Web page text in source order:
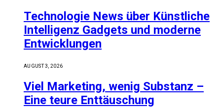
Technologie News über Künstliche
Intelligenz Gadgets und moderne
Entwicklungen
AUGUST 3, 2026
Viel Marketing, wenig Substanz –
Eine teure Enttäuschung